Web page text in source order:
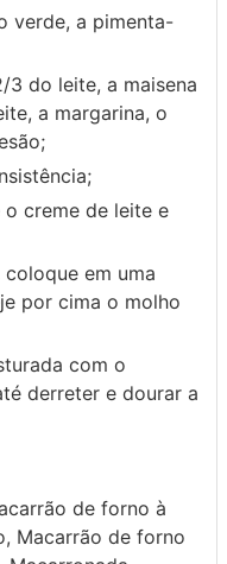
verde, a pimenta-
3 do leite, a maisena
a margarina, o
creme de leite e
em uma
por cima o molho
com o
derreter e dourar a
de forno à
Macarrão de forno